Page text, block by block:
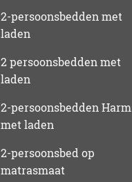
2-persoonsbedden met
laden
2 persoonsbedden met
laden
2-persoonsbedden Harm
met laden
2-persoonsbed op
matrasmaat